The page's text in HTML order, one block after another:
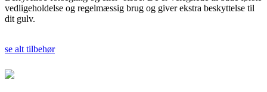
vedligeholdelse og regelmæssig brug og giver ekstra beskyttelse til
dit gulv.
se alt tilbehør